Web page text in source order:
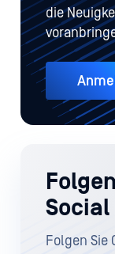
die
Social
Folgen Sie